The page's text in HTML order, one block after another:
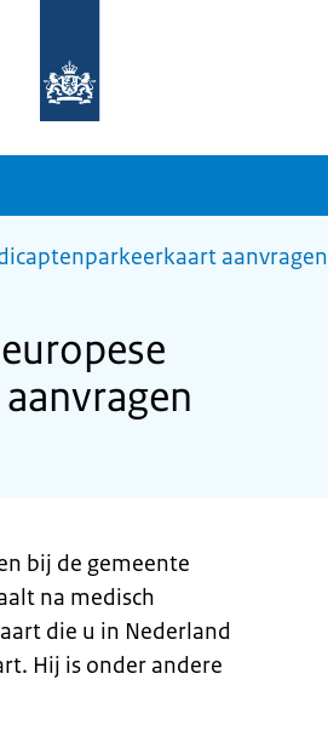
homepage
sdg.rijksoverheid.nl
aanvragen
bij de gemeente
na medisch
die u in Nederland
Hij is onder andere